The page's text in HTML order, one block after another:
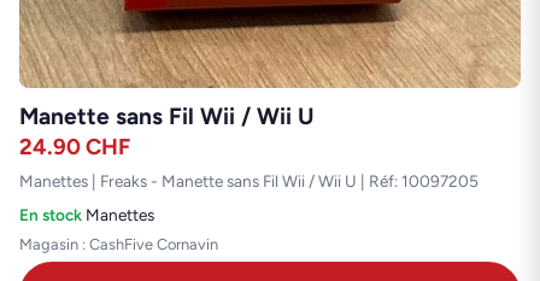
Manette sans Fil Wii / Wii U
24.90CHF
Manettes | Freaks - Manette sans Fil Wii / Wii U | Réf: 10097205
En stock·Manettes
Magasin : CashFive Cornavin